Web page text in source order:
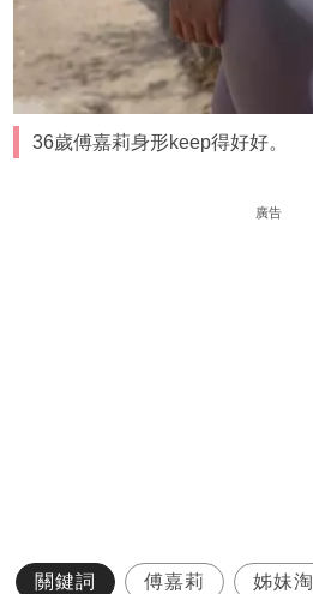
36歲傅嘉莉身形keep得好好。
廣告
關鍵詞 傅嘉莉 姊妹淘